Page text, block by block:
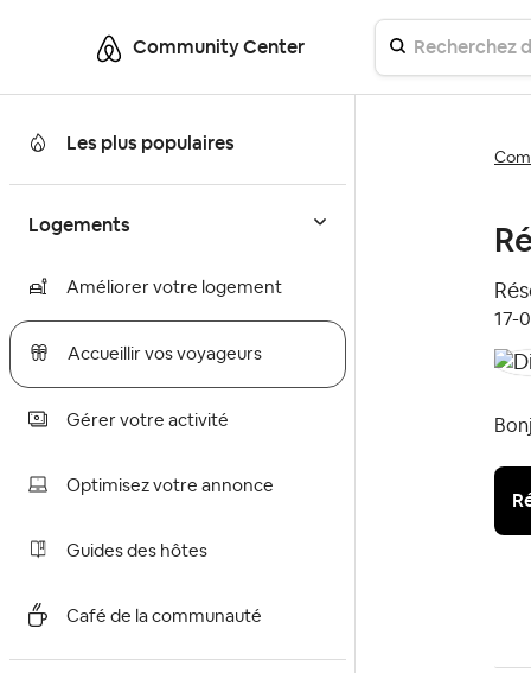
Community Center
Les plus populaires
Logements
Améliorer votre logement
Accueillir vos voyageurs
Gérer votre activité
Optimisez votre annonce
Guides des hôtes
Café de la communauté
‎17-